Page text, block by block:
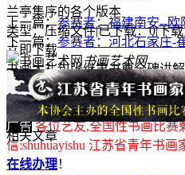
兰亭集序的各个版本
类型：压缩文件|已下载：0|下
立即下载
书画大礼包张继隶书曹全碑讲
类型：压缩文件|已下载：0|下
立即下载
广告 各位艺友,全国性书画比赛
信:shuhuayishu 江苏省青年书
在线办理！
上一篇：参赛者：福建南安--欧
下一篇：参赛者：河北石家庄-
书画艺术网
相关文章